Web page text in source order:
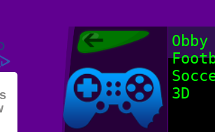
Juegos Friv
2022, Juegos
2022
Juegos Friv
Obby
3D